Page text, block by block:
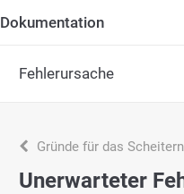
Dokumentation
Fehlerursache
Gründe für das Scheitern
Unerwarteter